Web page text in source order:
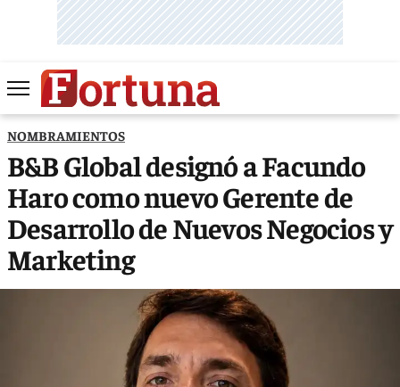
NOMBRAMIENTOS
B&B Global designó a Facundo
Haro como nuevo Gerente de
Desarrollo de Nuevos Negocios y
Marketing